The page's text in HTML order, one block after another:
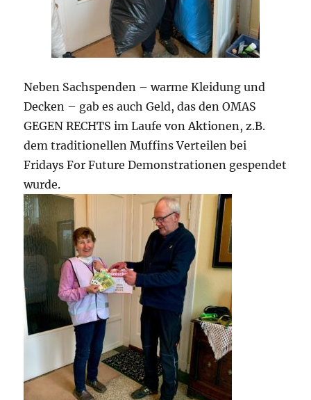
Neben Sachspenden – warme Kleidung und
Decken – gab es auch Geld, das den OMAS
GEGEN RECHTS im Laufe von Aktionen, z.B.
dem traditionellen Muffins Verteilen bei
Fridays For Future Demonstrationen gespendet
wurde.